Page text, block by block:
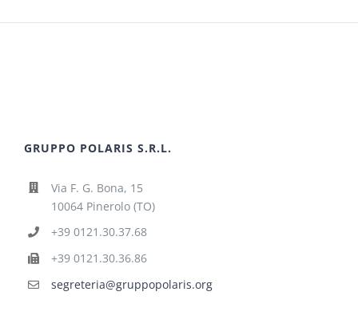
GRUPPO POLARIS S.R.L.
Via F. G. Bona, 15
10064 Pinerolo (TO)
+39 0121.30.37.68
+39 0121.30.36.86
segreteria@gruppopolaris.org